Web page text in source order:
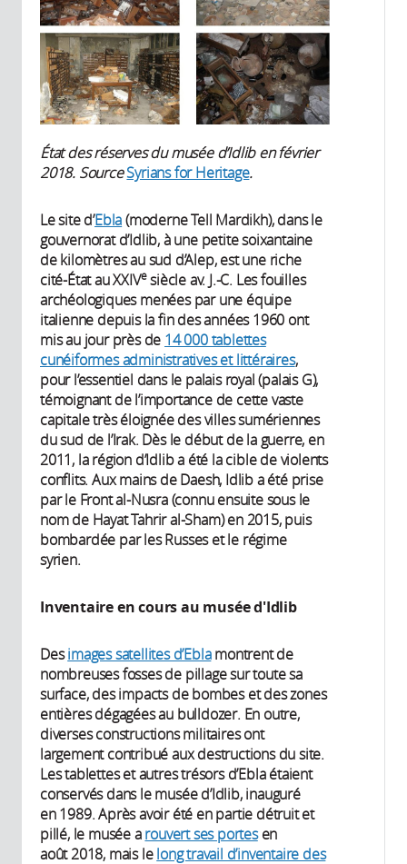
État des réserves du musée d’Idlib en février
2018. SourceSyrians for Heritage.
Le site d’Ebla(moderne Tell Mardikh), dans le
gouvernorat d’Idlib, à une petite soixantaine
de kilomètres au sud d’Alep, est une riche
cité-État au XXIVesiècle av. J.-C. Les fouilles
archéologiques menées par une équipe
italienne depuis la fin des années 1960 ont
mis au jour près de 14 000 tablettes
cunéiformes administratives et littéraires,
pour l’essentiel dans le palais royal (palais G),
témoignant de l’importance de cette vaste
capitale très éloignée des villes sumériennes
du sud de l’Irak. Dès le début de la guerre, en
2011, la région d’Idlib a été la cible de violents
conflits. Aux mains de Daesh, Idlib a été prise
par le Front al-Nusra (connu ensuite sous le
nom de Hayat Tahrir al-Sham) en 2015, puis
bombardée par les Russes et le régime
syrien.
Inventaire en cours au musée d'Idlib
Desimages satellites d’Eblamontrent de
nombreuses fosses de pillage sur toute sa
surface, des impacts de bombes et des zones
entières dégagées au bulldozer. En outre,
diverses constructions militaires ont
largement contribué aux destructions du site.
Les tablettes et autres trésors d’Ebla étaient
conservés dans le musée d’Idlib, inauguré
en 1989. Après avoir été en partie détruit et
pillé, le musée arouvert ses portesen
août 2018, mais lelong travail d’inventaire des